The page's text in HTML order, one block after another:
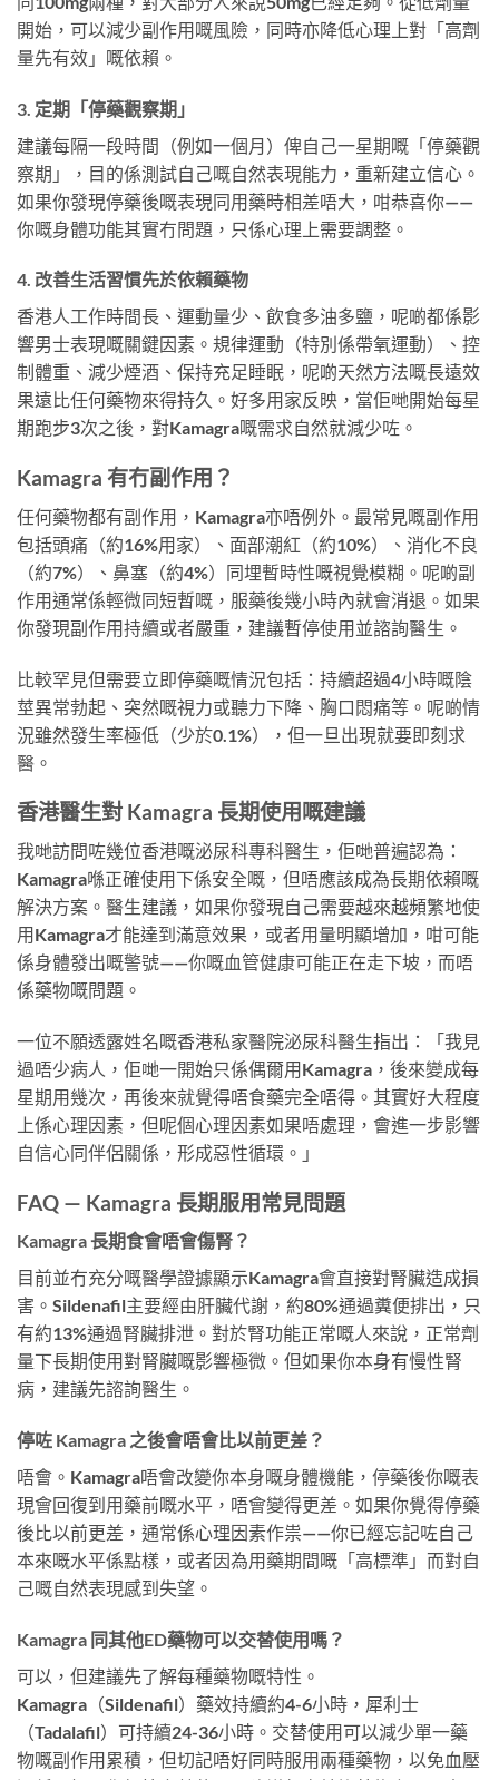
開始，可以減少副作用嘅風險，同時亦降低心理上對「高劑
量先有效」嘅依賴。
3. 定期「停藥觀察期」
建議每隔一段時間（例如一個月）俾自己一星期嘅「停藥觀
察期」，目的係測試自己嘅自然表現能力，重新建立信心。
如果你發現停藥後嘅表現同用藥時相差唔大，咁恭喜你——
你嘅身體功能其實冇問題，只係心理上需要調整。
4. 改善生活習慣先於依賴藥物
香港人工作時間長、運動量少、飲食多油多鹽，呢啲都係影
響男士表現嘅關鍵因素。規律運動（特別係帶氧運動）、控
制體重、減少煙酒、保持充足睡眠，呢啲天然方法嘅長遠效
果遠比任何藥物來得持久。好多用家反映，當佢哋開始每星
期跑步3次之後，對Kamagra嘅需求自然就減少咗。
Kamagra 有冇副作用？
任何藥物都有副作用，Kamagra亦唔例外。最常見嘅副作用
包括頭痛（約16%用家）、面部潮紅（約10%）、消化不良
（約7%）、鼻塞（約4%）同埋暫時性嘅視覺模糊。呢啲副
作用通常係輕微同短暫嘅，服藥後幾小時內就會消退。如果
你發現副作用持續或者嚴重，建議暫停使用並諮詢醫生。
比較罕見但需要立即停藥嘅情況包括：持續超過4小時嘅陰
莖異常勃起、突然嘅視力或聽力下降、胸口悶痛等。呢啲情
況雖然發生率極低（少於0.1%），但一旦出現就要即刻求
醫。
香港醫生對 Kamagra 長期使用嘅建議
我哋訪問咗幾位香港嘅泌尿科專科醫生，佢哋普遍認為：
Kamagra喺正確使用下係安全嘅，但唔應該成為長期依賴嘅
解決方案。醫生建議，如果你發現自己需要越來越頻繁地使
用Kamagra才能達到滿意效果，或者用量明顯增加，咁可能
係身體發出嘅警號——你嘅血管健康可能正在走下坡，而唔
係藥物嘅問題。
一位不願透露姓名嘅香港私家醫院泌尿科醫生指出：「我見
過唔少病人，佢哋一開始只係偶爾用Kamagra，後來變成每
星期用幾次，再後來就覺得唔食藥完全唔得。其實好大程度
上係心理因素，但呢個心理因素如果唔處理，會進一步影響
自信心同伴侶關係，形成惡性循環。」
FAQ — Kamagra 長期服用常見問題
Kamagra 長期食會唔會傷腎？
目前並冇充分嘅醫學證據顯示Kamagra會直接對腎臟造成損
害。Sildenafil主要經由肝臟代謝，約80%通過糞便排出，只
有約13%通過腎臟排泄。對於腎功能正常嘅人來說，正常劑
量下長期使用對腎臟嘅影響極微。但如果你本身有慢性腎
病，建議先諮詢醫生。
停咗 Kamagra 之後會唔會比以前更差？
唔會。Kamagra唔會改變你本身嘅身體機能，停藥後你嘅表
現會回復到用藥前嘅水平，唔會變得更差。如果你覺得停藥
後比以前更差，通常係心理因素作祟——你已經忘記咗自己
本來嘅水平係點樣，或者因為用藥期間嘅「高標準」而對自
己嘅自然表現感到失望。
Kamagra 同其他ED藥物可以交替使用嗎？
可以，但建議先了解每種藥物嘅特性。
Kamagra（Sildenafil）藥效持續約4-6小時，犀利士
（Tadalafil）可持續24-36小時。交替使用可以減少單一藥
物嘅副作用累積，但切記唔好同時服用兩種藥物，以免血壓